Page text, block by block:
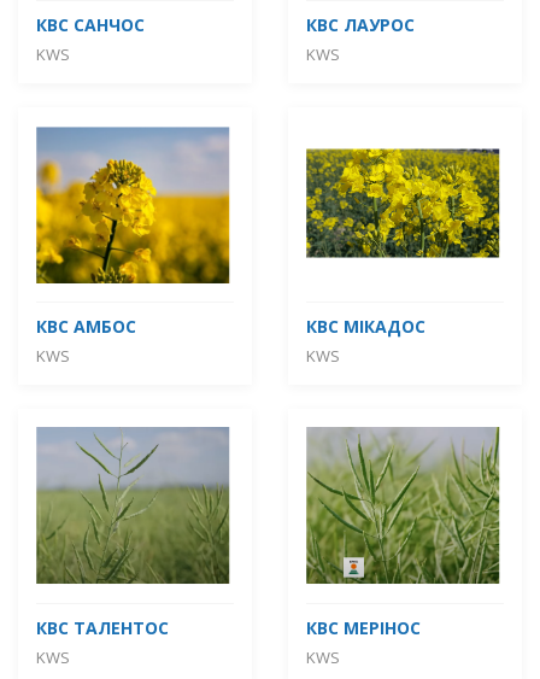
КВС САНЧОС
KWS
КВС ЛАУРОС
KWS
КВС АМБОС
KWS
КВС МІКАДОС
KWS
КВС ТАЛЕНТОС
KWS
КВС МЕРІНОС
KWS